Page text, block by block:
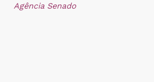
Agência Senado